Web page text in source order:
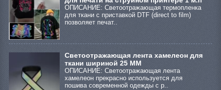
ОПИСАНИЕ: Светоотражающая термопленка
для ткани с приставкой DTF (direct to film)
позволяет печат..
Светоотражающая лента хамелеон для
ткани шириной 25 ММ
ОПИСАНИЕ: Светоотражающая лента
хамелеон прекрасно используется для
пошива современной одежды с р..